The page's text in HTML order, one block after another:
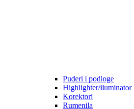
Puderi i podloge
Highlighter/iluminator
Korektori
Rumenila